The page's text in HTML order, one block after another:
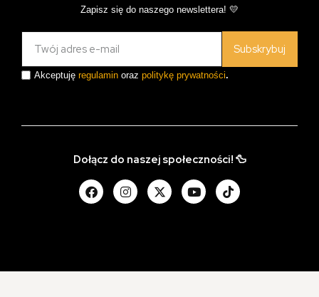
Zapisz się do naszego newslettera! 💛
Subskrybuj
Akceptuję regulamin oraz politykę prywatności.
Dołącz do naszej społeczności! 🦆